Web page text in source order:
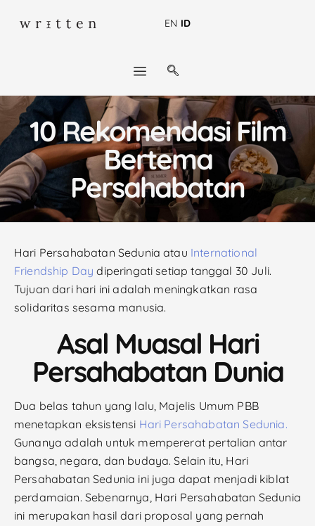
EN ID
10 Rekomendasi Film
Bertema
Persahabatan
Hari Persahabatan Sedunia atau International
Friendship Day diperingati setiap tanggal 30 Juli.
Tujuan dari hari ini adalah meningkatkan rasa
solidaritas sesama manusia.
Asal Muasal Hari
Persahabatan Dunia
Dua belas tahun yang lalu, Majelis Umum PBB
menetapkan eksistensi Hari Persahabatan Sedunia.
Gunanya adalah untuk mempererat pertalian antar
bangsa, negara, dan budaya. Selain itu, Hari
Persahabatan Sedunia ini juga dapat menjadi kiblat
perdamaian. Sebenarnya, Hari Persahabatan Sedunia
ini merupakan hasil dari proposal yang pernah